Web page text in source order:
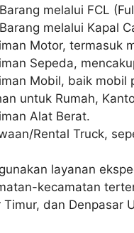
melalui FCL
melalui Kapal
Motor, termasuk
Sepeda,
Mobil, baik
untuk Rumah,
Alat Berat.
Rental Truck,
layanan
kecamatan
dan Denpasar